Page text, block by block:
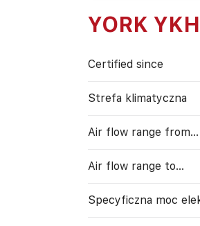
YORK
Certified since
Strefa klimatyczna
Air flow range from…
Air flow range to…
Specyficzna moc